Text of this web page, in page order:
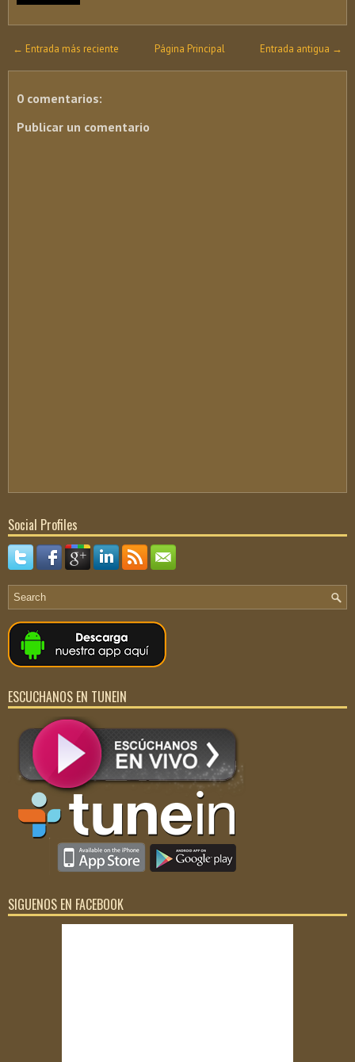
← Entrada más reciente Entrada antigua →
Página Principal
0 comentarios:
Publicar un comentario
Social Profiles
ESCUCHANOS EN TUNEIN
SIGUENOS EN FACEBOOK